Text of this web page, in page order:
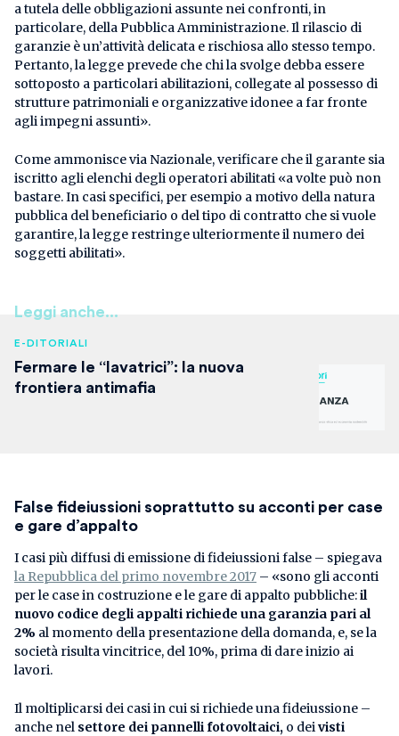
a tutela delle obbligazioni assunte nei confronti, in
particolare, della Pubblica Amministrazione. Il rilascio di
garanzie è un’attività delicata e rischiosa allo stesso tempo.
Pertanto, la legge prevede che chi la svolge debba essere
sottoposto a particolari abilitazioni, collegate al possesso di
strutture patrimoniali e organizzative idonee a far fronte
agli impegni assunti».
Come ammonisce via Nazionale, verificare che il garante sia
iscritto agli elenchi degli operatori abilitati «a volte può non
bastare. In casi specifici, per esempio a motivo della natura
pubblica del beneficiario o del tipo di contratto che si vuole
garantire, la legge restringe ulteriormente il numero dei
soggetti abilitati».
Leggi anche...
E-DITORIALI
Fermare le “lavatrici”: la nuova
frontiera antimafia
False fideiussioni soprattutto su acconti per case
e gare d’appalto
I casi più diffusi di emissione di fideiussioni false – spiegava
la Repubblica del primo novembre 2017 – «sono gli acconti
per le case in costruzione e le gare di appalto pubbliche:il
nuovo codice degli appalti richiede una garanzia pari al
2% al momento della presentazione della domanda, e, se la
società risulta vincitrice, del 10%, prima di dare inizio ai
lavori.
Il moltiplicarsi dei casi in cui si richiede una fideiussione –
anche nel settore dei pannelli fotovoltaici, o deivisti